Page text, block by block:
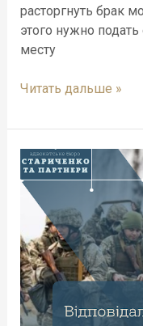
расторгнуть брак
этого нужно
месту
Читать дальше »
Ответственность
за
уклонение
призыва